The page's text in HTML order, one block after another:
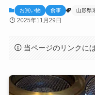
お買い物 食事 山形県
2025年11月29日
当ページのリンクに